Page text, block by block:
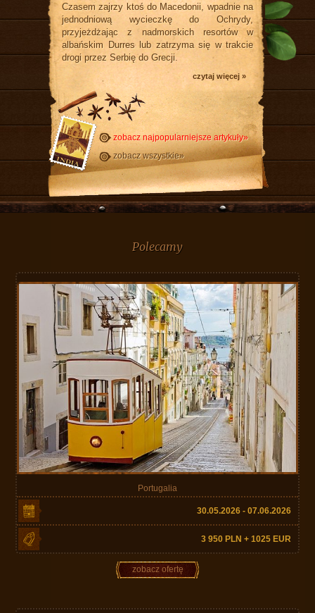
Czasem zajrzy ktoś do Macedonii, wpadnie na
jednodniową wycieczkę do Ochrydy,
przyjeżdżając z nadmorskich resortów w
albańskim Durres lub zatrzyma się w trakcie
drogi przez Serbię do Grecji.
czytaj więcej »
zobacz najpopularniejsze artykuły»
zobacz wszystkie»
Polecamy
Portugalia
30.05.2026 - 07.06.2026
3 950 PLN + 1025 EUR
zobacz ofertę